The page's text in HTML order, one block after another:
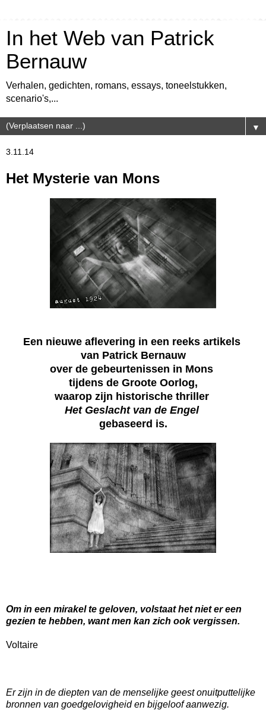
In het Web van Patrick
Bernauw
Verhalen, gedichten, romans, essays, toneelstukken,
scenario's,...
▼
3.11.14
Het Mysterie van Mons
Een nieuwe aflevering in een reeks artikels
van Patrick Bernauw
over de gebeurtenissen in Mons
tijdens de Groote Oorlog,
waarop zijn historische thriller
Het Geslacht van de Engel
gebaseerd is.
Om in een mirakel te geloven, volstaat het niet er een
gezien te hebben, want men kan zich ook vergissen.
Voltaire
Er zijn in de diepten van de menselijke geest onuitputtelijke
bronnen van goedgelovigheid en bijgeloof aanwezig.